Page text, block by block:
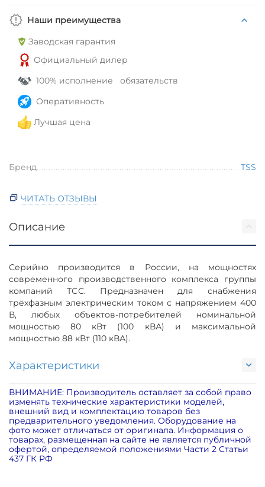
Наши преимущества
Заводская гарантия
Официальный дилер
100% исполнение обязательств
Оперативность
Лучшая цена
Бренд TSS
ЧИТАТЬ ОТЗЫВЫ
Описание
Серийно производится в России, на мощностях
современного производственного комплекса группы
компаний ТСС. Предназначен для снабжения
трёхфазным электрическим током с напряжением 400
В, любых объектов-потребителей номинальной
мощностью 80 кВт (100 кВА) и максимальной
мощностью 88 кВт (110 кВА).
Характеристики
ВНИМАНИЕ: Производитель оставляет за собой право
изменять технические характеристики моделей,
внешний вид и комплектацию товаров без
предварительного уведомления. Оборудование на
фото может отличаться от оригинала. Информация о
товарах, размещенная на сайте не является публичной
офертой, определяемой положениями Части 2 Статьи
437 ГК РФ